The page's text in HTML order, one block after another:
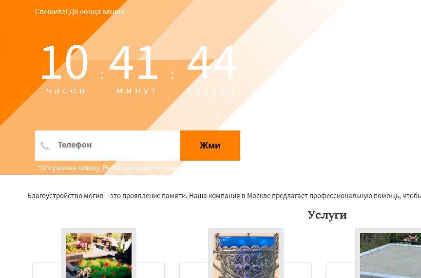
Спешите! До конца акции:
10 :
часов 41 :
минут 44
секунд
Жми
*Отправляя заявку, Вы соглашаетесь с правилами обработки персональных данных
Благоустройство могил – это проявление памяти. Наша компания в Москве предлагает профессиональную помощь,
Услуги